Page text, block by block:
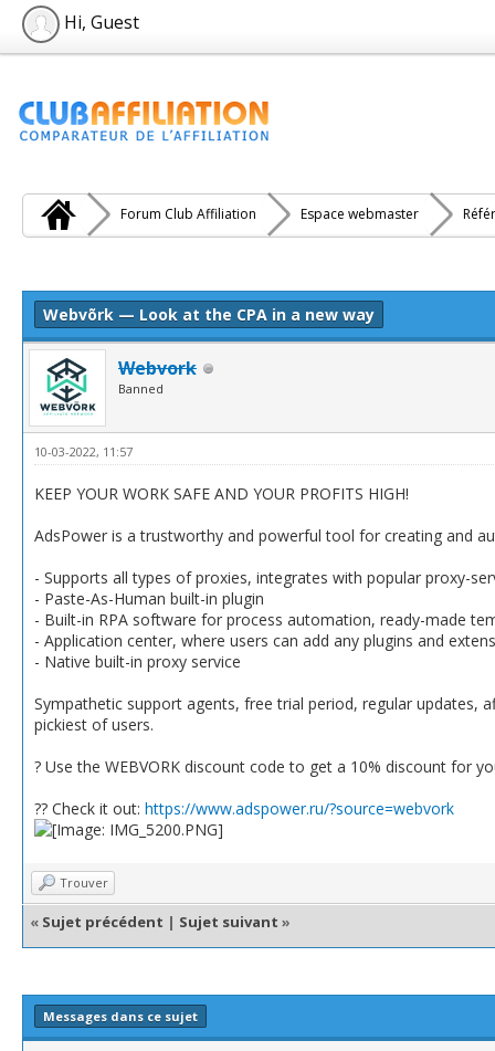
Hi, Guest
Forum Club Affiliation Espace webmaster
Webvõrk — Look at the CPA in a new way
Webvork
Banned
10-03-2022, 11:57
KEEP YOUR WORK SAFE AND YOUR PROFITS HIGH!
AdsPower is a trustworthy and powerful tool for creating and
- Supports all types of proxies, integrates with popular proxy-
- Paste-As-Human built-in plugin
- Built-in RPA software for process automation, ready-made
- Application center, where users can add any plugins and
- Native built-in proxy service
Sympathetic support agents, free trial period, regular updates,
pickiest of users.
? Use the WEBVORK discount code to get a 10% discount for
?? Check it out: https://www.adspower.ru/?source=webvork
Trouver
« Sujet précédent | Sujet suivant »
Messages dans ce sujet